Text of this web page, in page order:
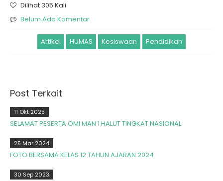
Dilihat 305 Kali
Belum Ada Komentar
Artikel HUMAS Kesiswaan Pendidikan
Post Terkait
11 Okt 2025
SELAMAT PESERTA OMI MAN 1 HALUT TINGKAT NASIONAL
25 Mar 2024
FOTO BERSAMA KELAS 12 TAHUN AJARAN 2024
30 Sep 2023